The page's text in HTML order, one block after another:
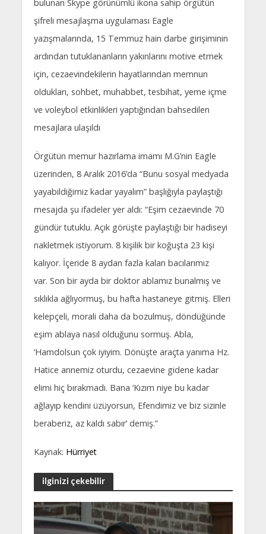
bulunan Skype görünümlü ikona sahip örgütün
şifreli mesajlaşma uygulaması Eagle
yazışmalarında, 15 Temmuz hain darbe girişiminin
ardından tutuklananların yakınlarını motive etmek
için, cezaevindekilerin hayatlarından memnun
oldukları, sohbet, muhabbet, tesbihat, yeme içme
ve voleybol etkinlikleri yaptığından bahsedilen
mesajlara ulaşıldı
Örgütün memur hazırlama imamı M.G’nin Eagle
üzerinden, 8 Aralık 2016’da “Bunu sosyal medyada
yayabildiğimiz kadar yayalım” başlığıyla paylaştığı
mesajda şu ifadeler yer aldı: “Eşim cezaevinde 70
gündür tutuklu. Açık görüşte paylaştığı bir hadiseyi
nakletmek istiyorum. 8 kişilik bir koğuşta 23 kişi
kalıyor. İçeride 8 aydan fazla kalan bacılarımız
var. Son bir ayda bir doktor ablamız bunalmış ve
sıklıkla ağlıyormuş, bu hafta hastaneye gitmiş. Elleri
kelepçeli, morali daha da bozulmuş, döndüğünde
eşim ablaya nasıl olduğunu sormuş. Abla,
‘Hamdolsun çok iyiyim. Dönüşte araçta yanıma Hz.
Hatice annemiz oturdu, cezaevine gidene kadar
elimi hiç bırakmadı. Bana ‘Kızım niye bu kadar
ağlayıp kendini üzüyorsun, Efendimiz ve biz sizinle
beraberiz, az kaldı sabır’ demiş.”
Kaynak: Hürriyet
ilginizi çekebilir